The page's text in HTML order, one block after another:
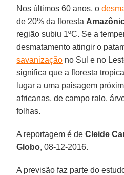
Nos últimos 60 anos, o
de 20% da floresta
região subiu 1ºC. Se a
desmatamento atingir o
savanização no Sul e no
significa que a floresta
lugar a uma paisagem
africanas, de campo ralo,
folhas.
A reportagem é deCleide
Globo, 08-12-2016.
A previsão faz parte do